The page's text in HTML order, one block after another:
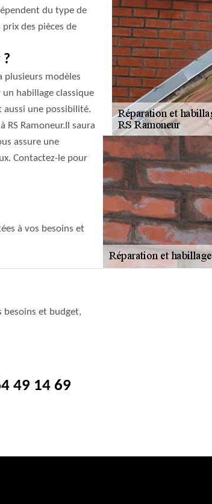
du type de
des pièces de
plusieurs modèles
habillage classique
aussi une possibilité.
RS Ramoneur.Il saura
assure une
Contactez-le pour
à vos besoins et
besoins et budget,
49 14 69